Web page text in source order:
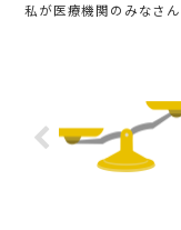
私が医療機関のみなさ